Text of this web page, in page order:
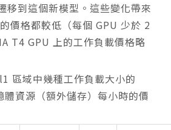
移到這個新模型。這些變化帶來
價格都較低（每個 GPU 少於 2
T4 GPU 上的工作負載價格略
區域中幾種工作負載大小的
體資源（額外儲存）每小時的價